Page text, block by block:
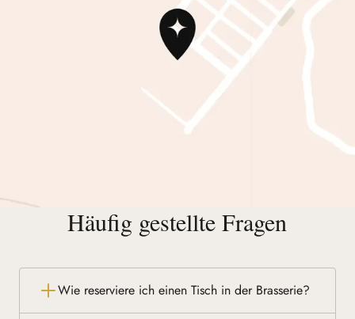
Häufig gestellte Fragen
Wie reserviere ich einen Tisch in der Brasserie?